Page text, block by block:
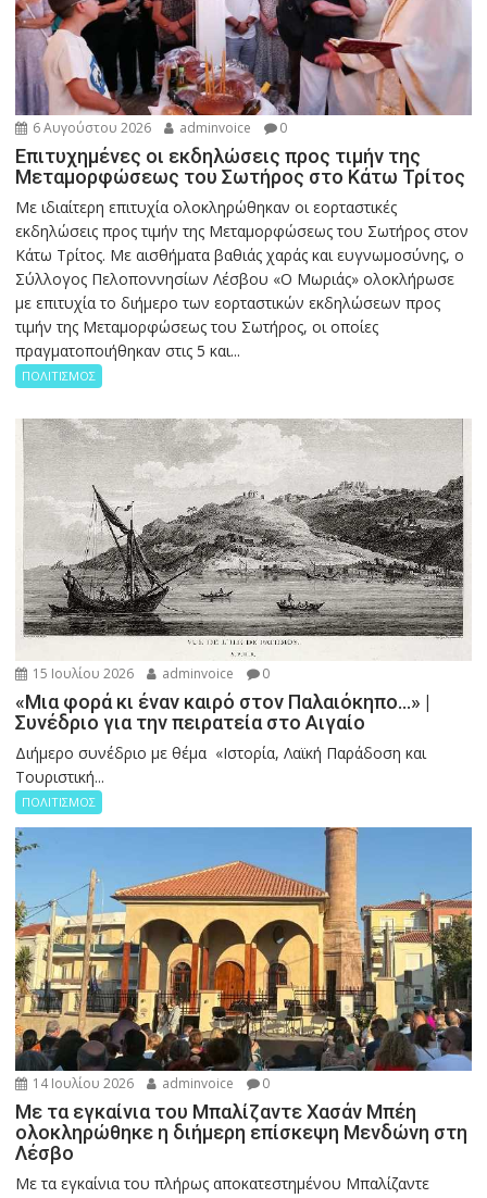
6 Αυγούστου 2026 adminvoice 0
Επιτυχημένες οι εκδηλώσεις προς τιμήν της
Μεταμορφώσεως του Σωτήρος στο Κάτω Τρίτος
Με ιδιαίτερη επιτυχία ολοκληρώθηκαν οι εορταστικές
εκδηλώσεις προς τιμήν της Μεταμορφώσεως του Σωτήρος στον
Κάτω Τρίτος. Με αισθήματα βαθιάς χαράς και ευγνωμοσύνης, ο
Σύλλογος Πελοποννησίων Λέσβου «Ο Μωριάς» ολοκλήρωσε
με επιτυχία το διήμερο των εορταστικών εκδηλώσεων προς
τιμήν της Μεταμορφώσεως του Σωτήρος, οι οποίες
πραγματοποιήθηκαν στις 5 και...
ΠΟΛΙΤΙΣΜΟΣ
15 Ιουλίου 2026 adminvoice 0
«Μια φορά κι έναν καιρό στον Παλαιόκηπο…» |
Συνέδριο για την πειρατεία στο Αιγαίο
Διήμερο συνέδριο με θέμα «Ιστορία, Λαϊκή Παράδοση και
Τουριστική...
ΠΟΛΙΤΙΣΜΟΣ
14 Ιουλίου 2026 adminvoice 0
Με τα εγκαίνια του Μπαλίζαντε Χασάν Μπέη
ολοκληρώθηκε η διήμερη επίσκεψη Μενδώνη στη
Λέσβο
Με τα εγκαίνια του πλήρως αποκατεστημένου Μπαλίζαντε